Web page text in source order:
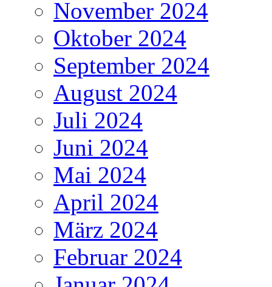
November 2024
Oktober 2024
September 2024
August 2024
Juli 2024
Juni 2024
Mai 2024
April 2024
März 2024
Februar 2024